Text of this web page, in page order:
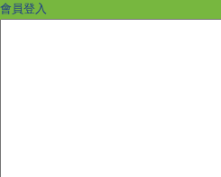
會員登入